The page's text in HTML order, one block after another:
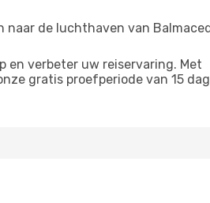
de luchthaven van
en verbeter uw reiservaring. Met
gratis proefperiode van 15